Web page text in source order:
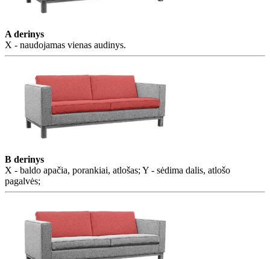
A derinys
X - naudojamas vienas audinys.
B derinys
X - baldo apačia, porankiai, atlošas; Y - sėdima dalis, atlošo
pagalvės;